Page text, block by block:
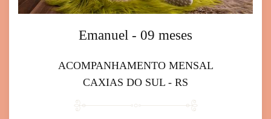
Emanuel - 09 meses
ACOMPANHAMENTO MENSAL
CAXIAS DO SUL - RS